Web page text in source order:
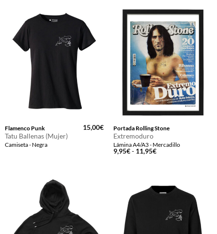
Flamenco Punk
Tatu Ballenas (Mujer)
Camiseta - Negra
15,00€ Portada Rolling Stone
Extremoduro
Lámina A4/A3 - Mercadillo
9,95€ - 11,95€Rango
11,95€